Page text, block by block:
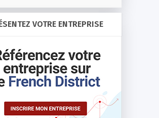
VOTRE ENTREPRISE